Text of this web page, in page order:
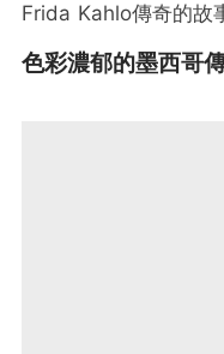
Frida Kahlo傳奇的故
色彩濃郁的墨西哥